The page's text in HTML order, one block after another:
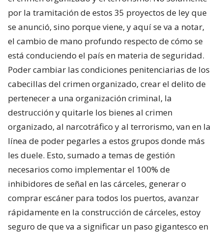
por la tramitación de estos 35 proyectos de ley que
se anunció, sino porque viene, y aquí se va a notar,
el cambio de mano profundo respecto de cómo se
está conduciendo el país en materia de seguridad.
Poder cambiar las condiciones penitenciarias de los
cabecillas del crimen organizado, crear el delito de
pertenecer a una organización criminal, la
destrucción y quitarle los bienes al crimen
organizado, al narcotráfico y al terrorismo, van en la
línea de poder pegarles a estos grupos donde más
les duele. Esto, sumado a temas de gestión
necesarios como implementar el 100% de
inhibidores de señal en las cárceles, generar o
comprar escáner para todos los puertos, avanzar
rápidamente en la construcción de cárceles, estoy
seguro de que va a significar un paso gigantesco en